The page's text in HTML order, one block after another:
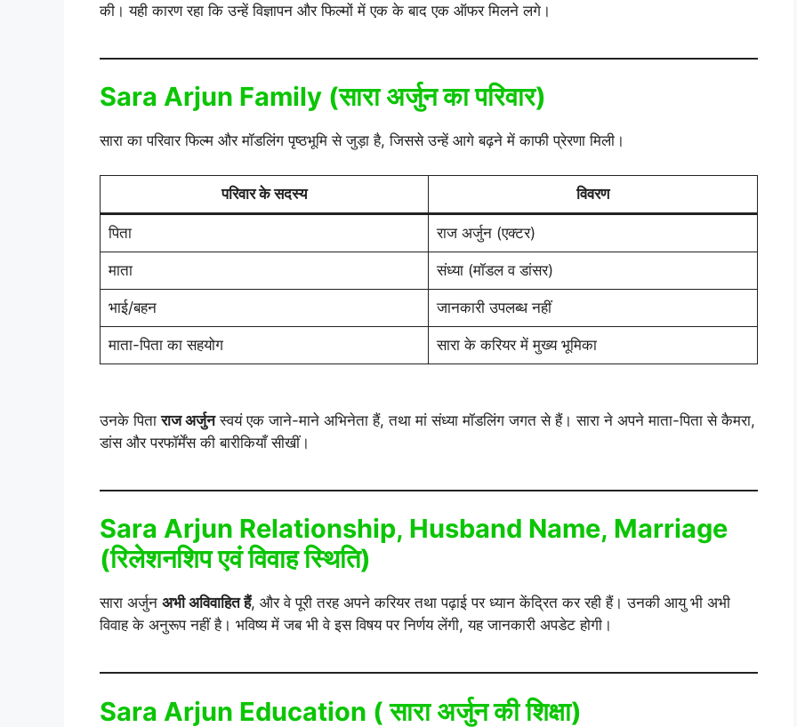
की। यही कारण रहा कि उन्हें विज्ञापन और फिल्मों में एक के बाद एक ऑफर मिलने लगे।
Sara Arjun Family (सारा अर्जुन का परिवार)
सारा का परिवार फिल्म और मॉडलिंग पृष्ठभूमि से जुड़ा है, जिससे उन्हें आगे बढ़ने में काफी प्रेरणा मिली।
परिवार के सदस्य विवरण
पिता राज अर्जुन (एक्टर)
माता संध्या (मॉडल व डांसर)
भाई/बहन जानकारी उपलब्ध नहीं
माता-पिता का सहयोग सारा के करियर में मुख्य भूमिका
उनके पिताराज अर्जुनस्वयं एक जाने-माने अभिनेता हैं, तथा मां संध्या मॉडलिंग जगत से हैं। सारा ने अपने माता-पिता से कैमरा,
डांस और परफॉर्मेंस की बारीकियाँ सीखीं।
Sara Arjun Relationship, Husband Name, Marriage
(रिलेशनशिप एवं विवाह स्थिति)
सारा अर्जुन अभी अविवाहित हैं, और वे पूरी तरह अपने करियर तथा पढ़ाई पर ध्यान केंद्रित कर रही हैं। उनकी आयु भी अभी
विवाह के अनुरूप नहीं है। भविष्य में जब भी वे इस विषय पर निर्णय लेंगी, यह जानकारी अपडेट होगी।
Sara Arjun Education ( सारा अर्जुन की शिक्षा)